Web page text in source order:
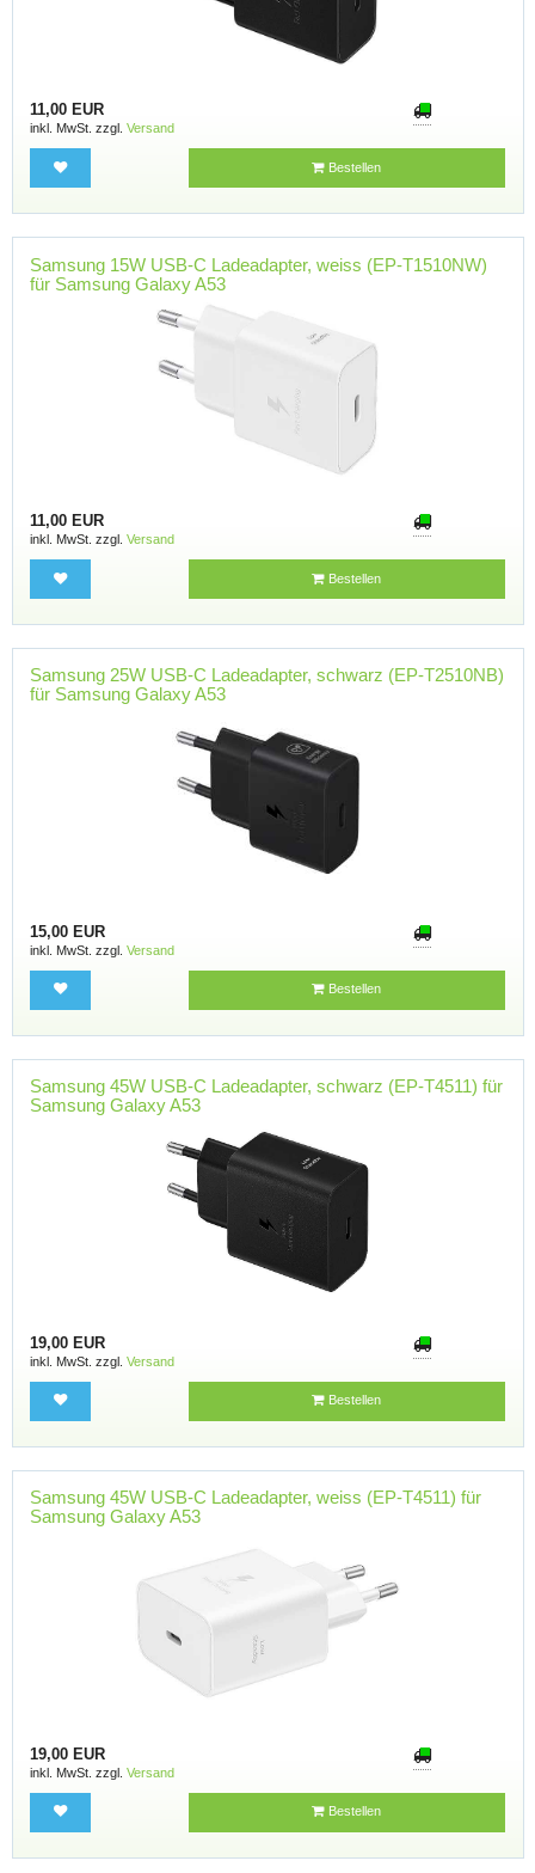
11,00 EUR
inkl. MwSt. zzgl. Versand
Bestellen
Samsung 15W USB-C Ladeadapter, weiss (EP-T1510NW)
für Samsung Galaxy A53
11,00 EUR
inkl. MwSt. zzgl. Versand
Bestellen
Samsung 25W USB-C Ladeadapter, schwarz (EP-T2510NB)
für Samsung Galaxy A53
15,00 EUR
inkl. MwSt. zzgl. Versand
Bestellen
Samsung 45W USB-C Ladeadapter, schwarz (EP-T4511) für
Samsung Galaxy A53
19,00 EUR
inkl. MwSt. zzgl. Versand
Bestellen
Samsung 45W USB-C Ladeadapter, weiss (EP-T4511) für
Samsung Galaxy A53
19,00 EUR
inkl. MwSt. zzgl. Versand
Bestellen